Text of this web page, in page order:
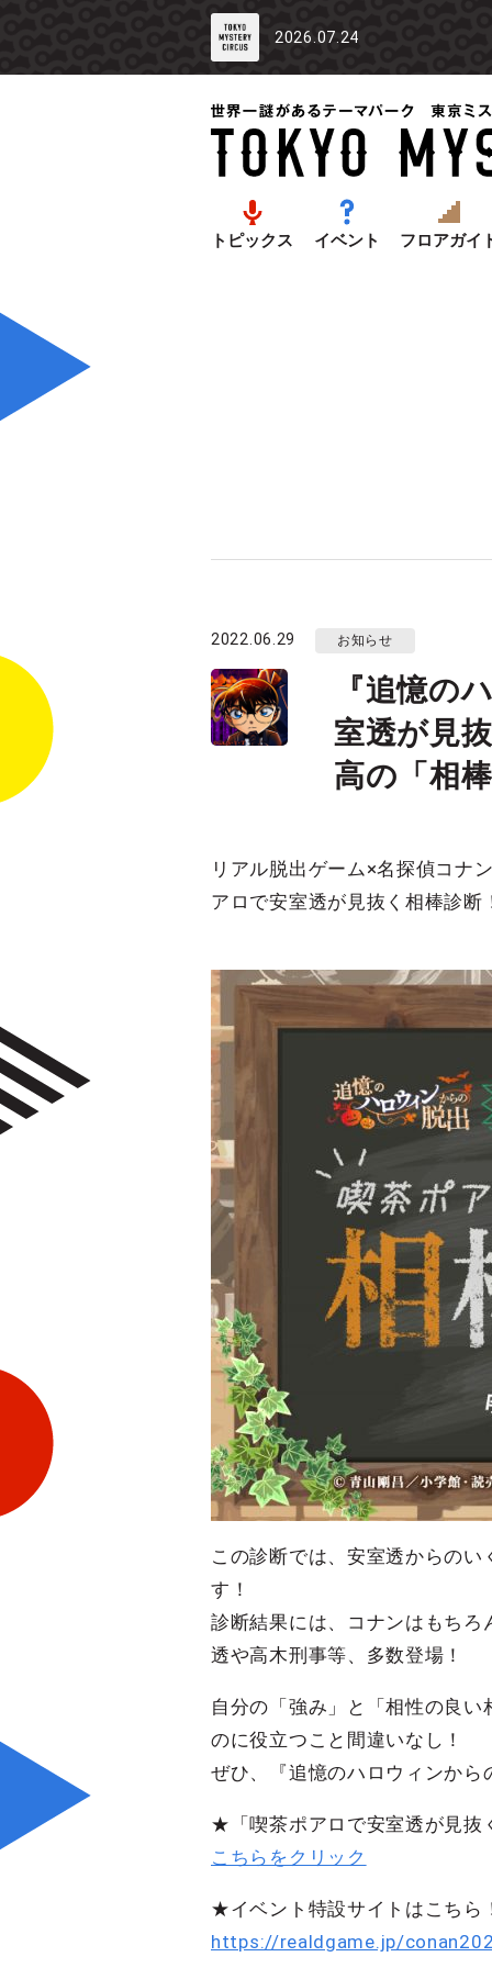
2026.07.24
トピックス イベント フロアガイ
2022.06.29 お知らせ
『追憶の
室透が見
高の「相
リアル脱出ゲーム×名探偵コナ
アロで安室透が見抜く相棒診断
この診断では、安室透からの
す！
診断結果には、コナンはもち
透や高木刑事等、多数登場！
自分の「強み」と「相性の良
のに役立つこと間違いなし！
ぜひ、『追憶のハロウィンか
★「喫茶ポアロで安室透が見抜
こちらをクリック
★イベント特設サイトはこちら
https://realdgame.jp/